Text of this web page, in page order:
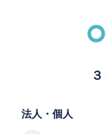
法人・個人